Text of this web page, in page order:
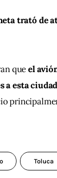
trató de
que el
a esta
Toluca